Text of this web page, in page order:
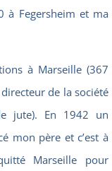
à Fegersheim et ma
à Marseille (367
de la société
jute). En 1942 un
mon père et c’est à
Marseille pour